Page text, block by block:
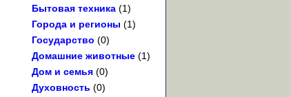
Бытовая техника (1)
Города и регионы (1)
Государство (0)
Домашние животные (1)
Дом и семья (0)
Духовность (0)